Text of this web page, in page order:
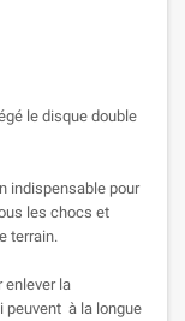
le disque double
indispensable pour
les chocs et
terrain.
enlever la
peuvent à la longue